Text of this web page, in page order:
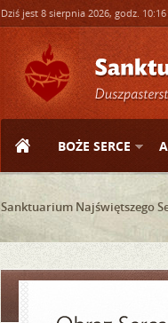
Dziś jest 8 sierpnia 2026, godz. 10:16
BOŻE SERCE
Sanktuarium Najświętszego